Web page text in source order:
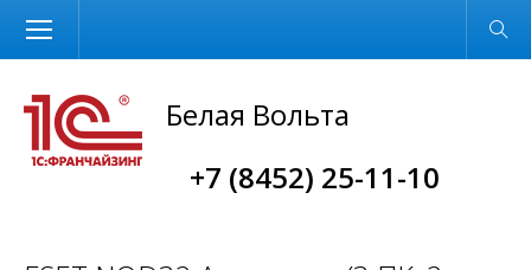
Размер шрифта Обычная версия
Белая Вольта
+7 (8452) 25-11-10